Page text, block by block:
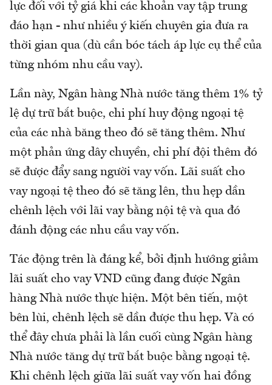
lực đối với tỷ giá khi các khoản vay tập trung
đáo hạn - như nhiều ý kiến chuyên gia đưa ra
thời gian qua (dù cần bóc tách áp lực cụ thể của
từng nhóm nhu cầu vay).
Lần này, Ngân hàng Nhà nước tăng thêm 1% tỷ
lệ dự trữ bắt buộc, chi phí huy động ngoại tệ
của các nhà băng theo đó sẽ tăng thêm. Như
một phản ứng dây chuyền, chi phí đội thêm đó
sẽ được đẩy sang người vay vốn. Lãi suất cho
vay ngoại tệ theo đó sẽ tăng lên, thu hẹp dần
chênh lệch với lãi vay bằng nội tệ và qua đó
đánh động các nhu cầu vay vốn.
Tác động trên là đáng kể, bởi định hướng giảm
lãi suất cho vay VND cũng đang được Ngân
hàng Nhà nước thực hiện. Một bên tiến, một
bên lùi, chênh lệch sẽ dần được thu hẹp. Và có
thể đây chưa phải là lần cuối cùng Ngân hàng
Nhà nước tăng dự trữ bắt buộc bằng ngoại tệ.
Khi chênh lệch giữa lãi suất vay vốn hai đồng